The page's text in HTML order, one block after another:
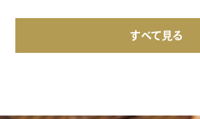
すべて見る